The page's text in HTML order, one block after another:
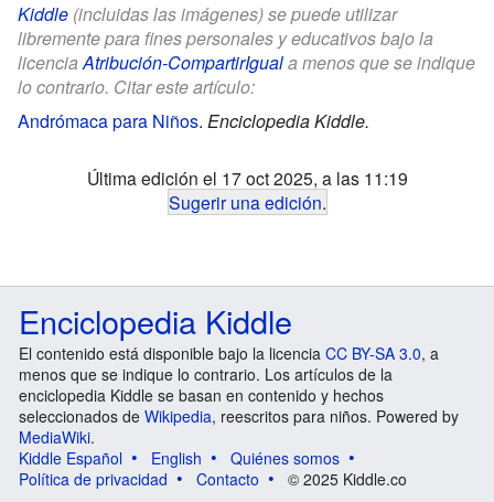
Kiddle (incluidas las imágenes) se puede utilizar
libremente para fines personales y educativos bajo la
licenciaAtribución-CompartirIguala menos que se indique
lo contrario. Citar este artículo:
Andrómaca para Niños. Enciclopedia Kiddle.
Última edición el 17 oct 2025, a las 11:19
Sugerir una edición.
Enciclopedia Kiddle
El contenido está disponible bajo la licencia CC BY-SA 3.0, a
menos que se indique lo contrario. Los artículos de la
enciclopedia Kiddle se basan en contenido y hechos
seleccionados de Wikipedia, reescritos para niños. Powered by
MediaWiki.
Kiddle Español
English
Quiénes somos
Política de privacidad
Contacto © 2025 Kiddle.co